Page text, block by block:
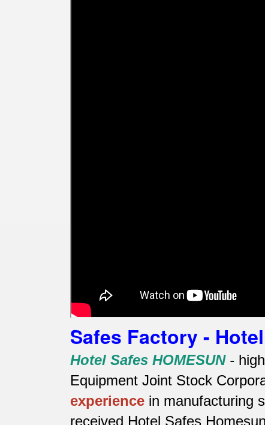
Safes Factory -
Hotel Safes HOMESUN-
Equipment Joint Stock
experience in manufacturing
received Hotel Safes